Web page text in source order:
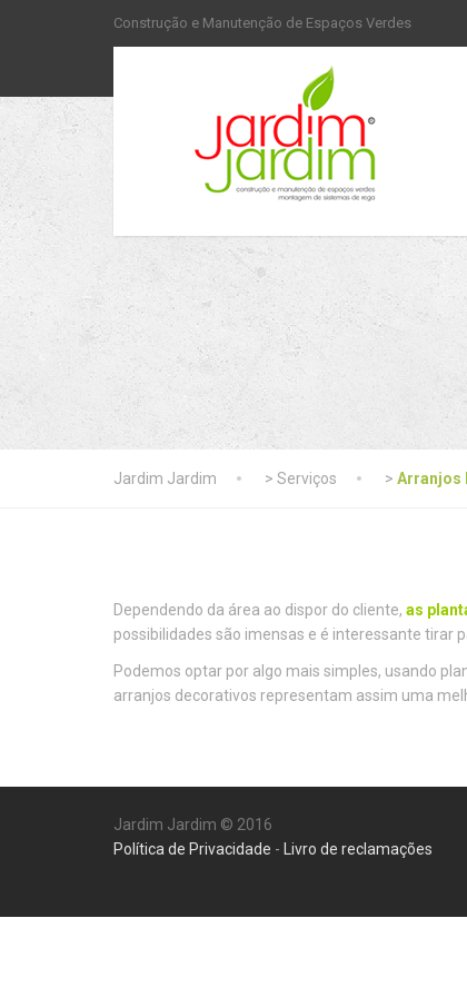
Construção e Manutenção de Espaços Verdes
Jardim Jardim > Serviços > Arranjos
Dependendo da área ao dispor do cliente, as
possibilidades são imensas e é interessante tirar
Podemos optar por algo mais simples, usando
arranjos decorativos representam assim uma
Jardim Jardim © 2016
Política de Privacidade - Livro de reclamações